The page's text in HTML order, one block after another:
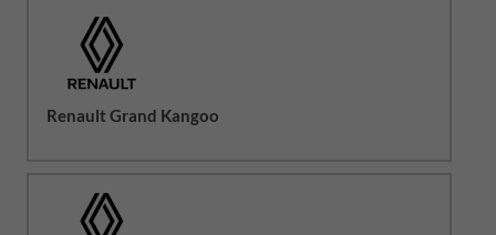
Renault Grand Kangoo